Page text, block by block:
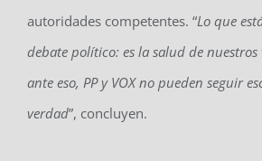
autoridades competentes. “Lo que
debate político: es la salud de nuestros
ante eso, PP y VOX no pueden seguir
verdad”, concluyen.